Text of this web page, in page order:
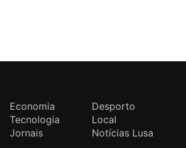
Economia
Desporto
Tecnologia
Local
Jornais Notícias Lusa